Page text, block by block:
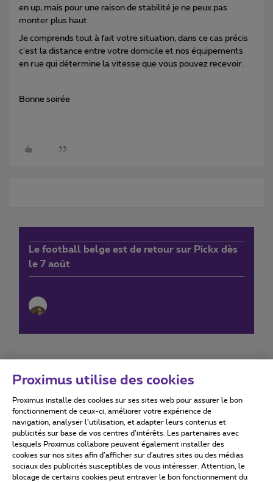
en up, mais pour une raison de stabilité je ne peux pas
monter plus haut.
Je comprends tout à fait votre situation, dans ce cas précis
c'est la distance entre votre domicile et nos équipements
en rue qui détermine la vitesse que vous pouvez recevoir.
Bonne soirée
Le football belge est de retour sur Pickx dès
le 7 août
Conditions d'utilisation Accessibility statement
Tous droits réservés. © 2026
Proximus utilise des cookies
Proximus installe des cookies sur ses sites web pour assurer le bon
fonctionnement de ceux-ci, améliorer votre expérience de
navigation, analyser l’utilisation, et adapter leurs contenus et
publicités sur base de vos centres d’intérêts. Les partenaires avec
lesquels Proximus collabore peuvent également installer des
cookies sur nos sites afin d’afficher sur d'autres sites ou des médias
sociaux des publicités susceptibles de vous intéresser. Attention, le
blocage de certains cookies peut entraver le bon fonctionnement du